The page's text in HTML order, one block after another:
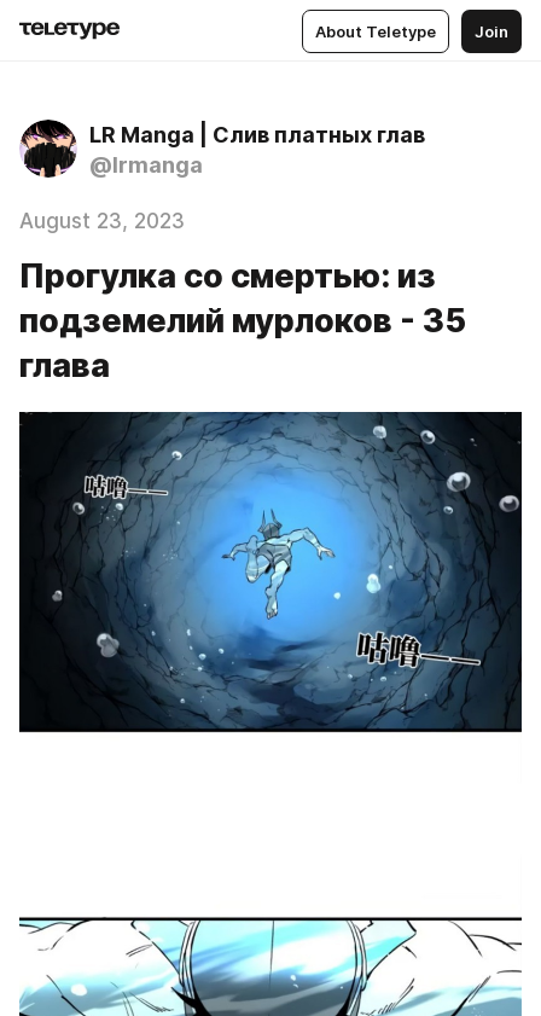
About Teletype Join
LR Manga | Слив платных глав
@lrmanga
August 23, 2023
Прогулка со смертью: из
подземелий мурлоков - 35
глава